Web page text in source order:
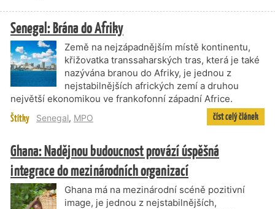
Senegal: Brána do Afriky
Země na nejzápadnějším místě kontinentu,
křižovatka transsaharských tras, která je také
nazývána branou do Afriky, je jednou z
nejstabilnějších afrických zemí a druhou
největší ekonomikou ve frankofonní západní Africe.
Štítky Senegal, MPO číst celý článek
Ghana: Nadějnou budoucnost provází úspěšná
integrace do mezinárodních organizací
Ghana má na mezinárodní scéně pozitivní
image, je jednou z nejstabilnějších,